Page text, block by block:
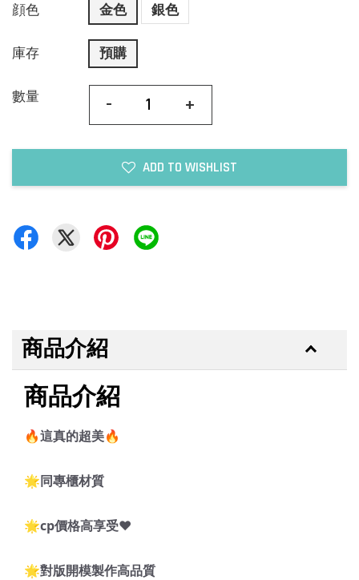
顔色 金色 銀色
庫存 預購
數量 - +
ADD TO WISHLIST
商品介紹
商品介紹
🔥這真的超美🔥
🌟同專櫃材質
🌟cp價格高享受❤️
🌟對版開模製作高品質